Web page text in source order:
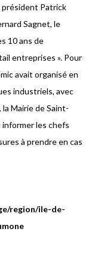
Patrick
Sagnet, le
10 ans de
entreprises ». Pour
avait organisé en
industriels, avec
Mairie de Saint-
informer les chefs
à prendre en cas
region/ile-de-